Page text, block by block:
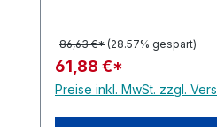
86,63 €* (28.57% gespart)
61,88 €*
Preise inkl. MwSt. zzgl.